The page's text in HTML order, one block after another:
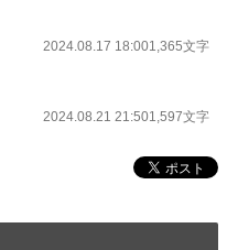
2024.08.17 18:001,365文字
2024.08.21 21:501,597文字